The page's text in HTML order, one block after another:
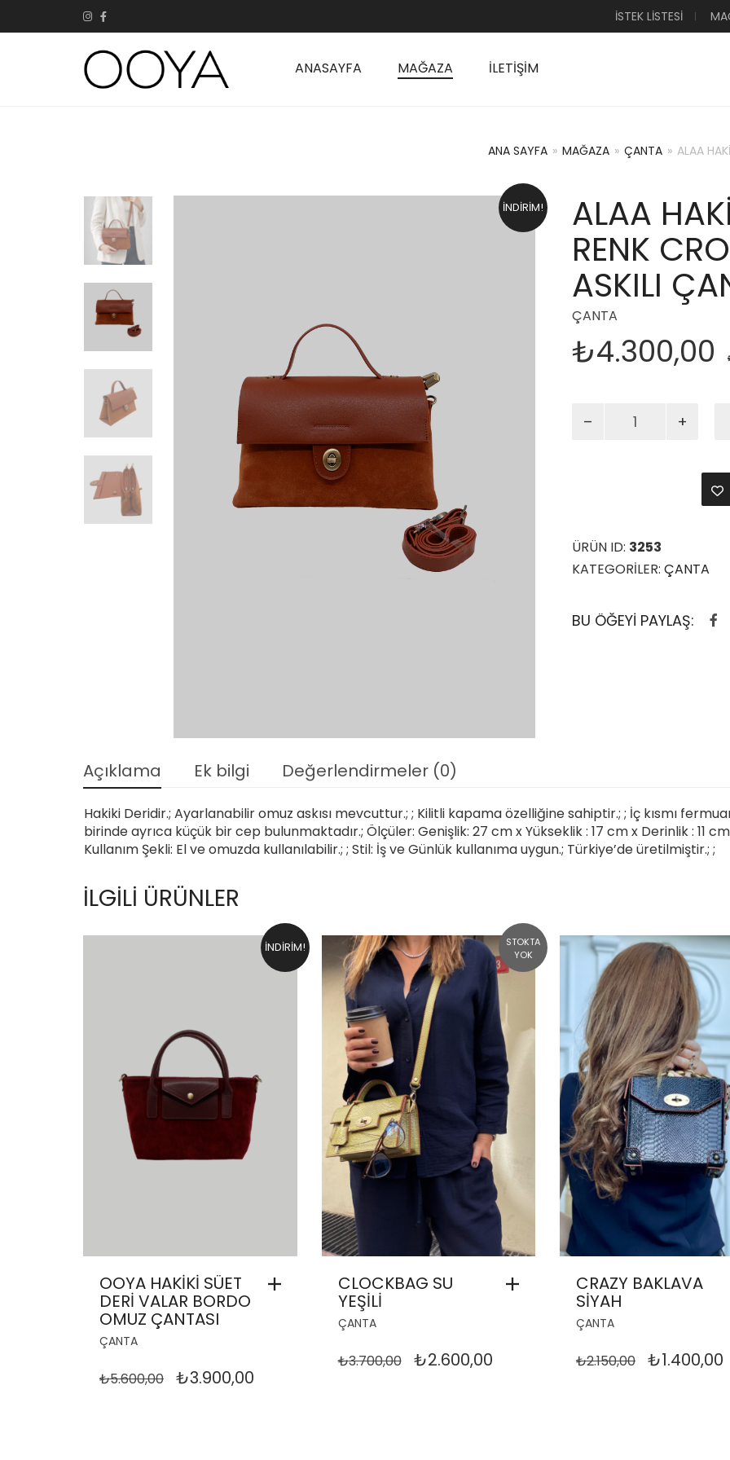
İSTEK LISTESI
ANASAYFA MAĞAZA İLETIŞIM
ANA SAYFA » MAĞAZA » ÇANTA » ALAA
İNDIRIM! ALAA
RENK
ASKILI
ÇANTA
₺4.300,00
Hakiki
Askılı
Çanta
adet
ÜRÜN ID: 3253
KATEGORILER: ÇANTA
BU ÖĞEYI PAYLAŞ:
Açıklama Ek bilgi Değerlendirmeler (0)
Hakiki Deridir.; Ayarlanabilir omuz askısı mevcuttur.; ; Kilitli kapama özelliğine sahiptir.; ; İç kısmı
birinde ayrıca küçük bir cep bulunmaktadır.; Ölçüler: Genişlik: 27 cm x Yükseklik : 17 cm x Derinlik : 11
Kullanım Şekli: El ve omuzda kullanılabilir.; ; Stil: İş ve Günlük kullanıma uygun.; Türkiye’de üretilmiştir.; ;
İLGILI ÜRÜNLER
İNDIRIM!
OOYA HAKİKİ SÜET
DERİ VALAR BORDO
OMUZ ÇANTASI
ÇANTA
₺5.600,00
ORIJINAL
₺3.900,00
STOKTA
YOK
CLOCKBAG SU
YEŞİLİ
ÇANTA
₺3.700,00
ORIJINAL
₺2.600,00ŞU
CRAZY BAKLAVA
SİYAH
ÇANTA
₺2.150,00
ORIJINAL
₺1.400,00